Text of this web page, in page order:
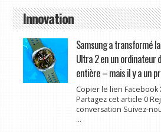
Innovation
Samsung a transformé
Ultra 2 en un ordinateur
entière – mais il y a un
Copier le lien Facebook
Partagez cet article 0
conversation Suivez-
...